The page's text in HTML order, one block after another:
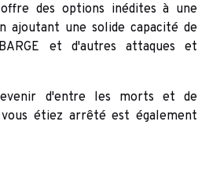
offre des options inédites à une
ajoutant une solide capacité de
et d'autres attaques et
d'entre les morts et de
étiez arrêté est également